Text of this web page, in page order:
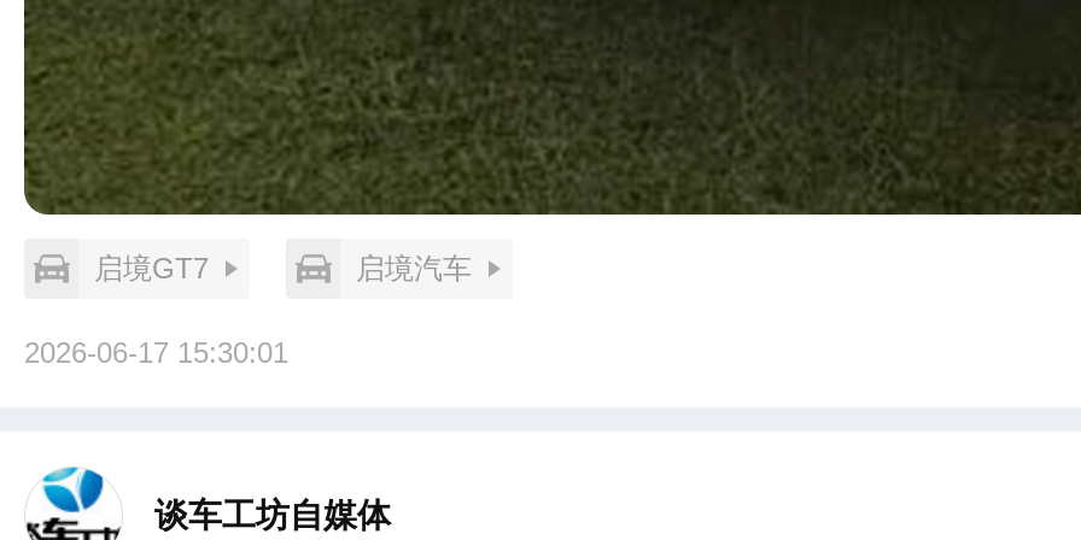
启境GT7 启境汽车
2026-06-17 15:30:01
谈车工坊自媒体